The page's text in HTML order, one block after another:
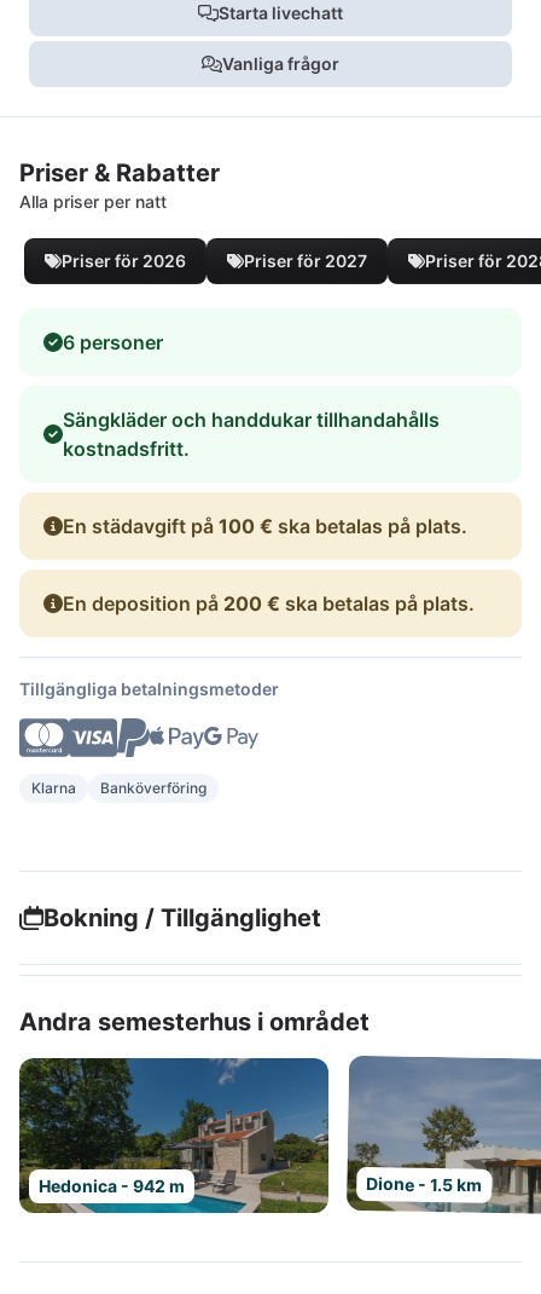
Starta livechatt
Vanliga frågor
Priser & Rabatter
Alla priser per natt
Priser för 2026 Priser för 2027 Priser för
6 personer
Sängkläder och handdukar tillhandahålls
kostnadsfritt.
En städavgift på 100 € ska betalas på plats.
En deposition på 200 € ska betalas på plats.
Tillgängliga betalningsmetoder
Klarna Banköverföring
Bokning / Tillgänglighet
Andra semesterhus i området
Hedonica - 942 m Dione - 1.5 km